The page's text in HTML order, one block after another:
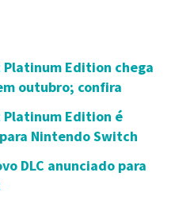
Platinum Edition chega
outubro; confira
Platinum Edition é
Nintendo Switch
DLC anunciado para